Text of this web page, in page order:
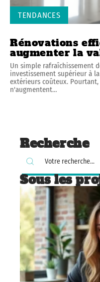
TENDANCES
Rénovations
augmenter la
Un simple rafraîchissement
investissement supérieur à
extérieurs coûteux.
n'augmentent…
Recherche
Sous les